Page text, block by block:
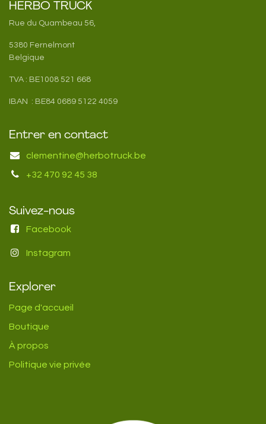
HERBO TRUCK
Rue du Quambeau 56,
5380 Fernelmont
Belgique
TVA : BE1008 521 668
IBAN : BE84 0689 5122 4059
Entrer en contact
clementine@herbotruck.be
+32 470 92 45 38
Suivez-nous
Facebook
Instagram
Explorer
Page d'accueil
Boutique
À propos
Politique vie privée